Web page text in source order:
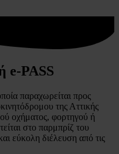
e-PASS
παραχωρείται προς
της Αττικής
οχήματος, φορτηγού ή
στο παρμπρίζ του
εύκολη διέλευση από τις